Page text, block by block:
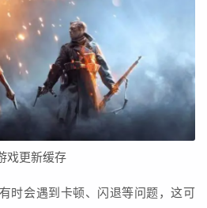
戏更新缓存
时会遇到卡顿、闪退等问题，这可